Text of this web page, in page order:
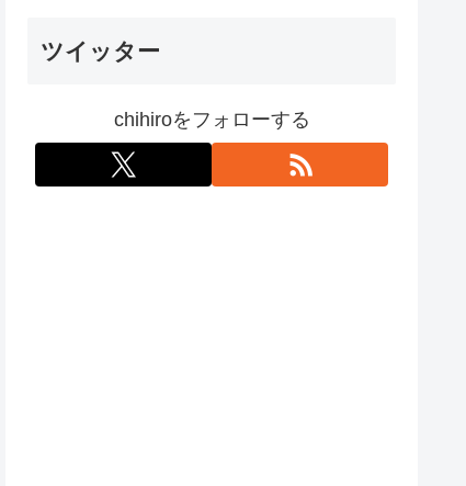
ツイッター
chihiroをフォローする